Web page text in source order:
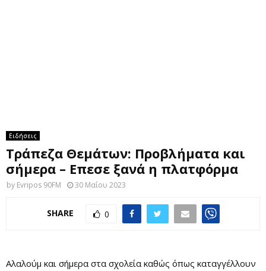
Ειδήσεις
Τράπεζα Θεμάτων: Προβλήματα και
σήμερα – Επεσε ξανά η πλατφόρμα
by Evripos 90FM 30 Μαΐου 2023
SHARE 0
Αλαλούμ και σήμερα στα σχολεία καθώς όπως καταγγέλλουν